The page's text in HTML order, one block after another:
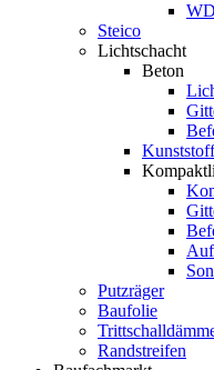
Steico
Lichtschacht
Beton
Kunststoff
Putzräger
Baufolie
Randstreifen